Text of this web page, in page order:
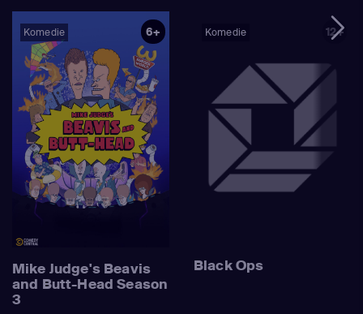
Komedie 6+
Mike Judge's Beavis
and Butt-Head Season
3
Komedie 12+
Black Ops